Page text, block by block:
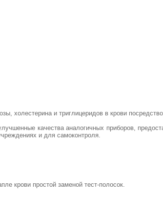
холестерина и триглицеридов в крови
качества аналогичных приборов,
и для самоконтроля.
крови простой заменой тест-полосок.